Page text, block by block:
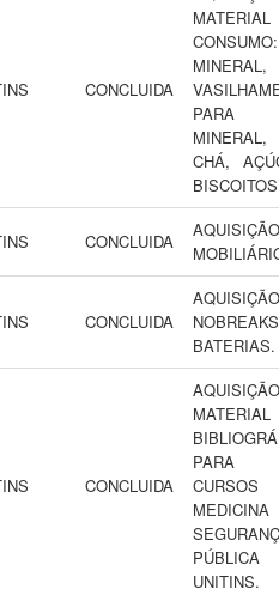
CONCLUIDA
MINERAL,
PARA
CHÁ,
CONCLUIDA
CONCLUIDA
BATERIAS.
CONCLUIDA
MATERIAL
UNITINS.